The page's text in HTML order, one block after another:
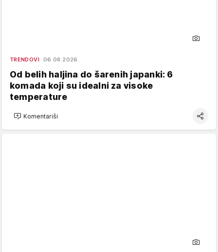
TRENDOVI 06.08.2026.
Od belih haljina do šarenih japanki: 6
komada koji su idealni za visoke
temperature
Komentariši